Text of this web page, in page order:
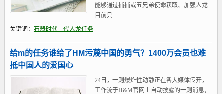
能够通过捕捕或五兄弟使命获取、加强人龙
目前只...
关键词： 石器时代二代人龙任务
给m的任务谁给了HM污蔑中国的勇气？1400万会员也难
抵中国人的爱国心
24日，一则爆炸性动静正在各大媒体传开，
工作流于H&M官网上自动披露的一则消息，